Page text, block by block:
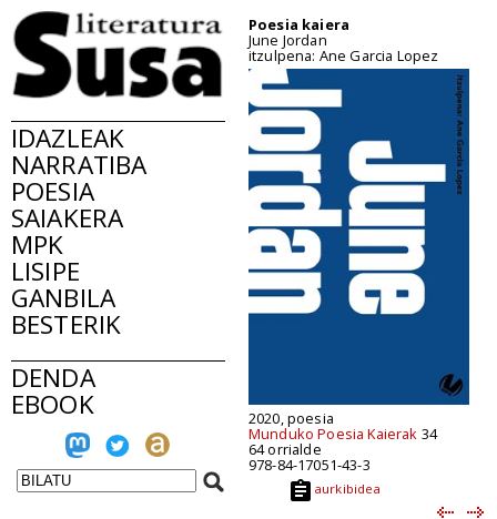
IDAZLEAK
NARRATIBA
POESIA
SAIAKERA
MPK
LISIPE
GANBILA
BESTERIK
DENDA
EBOOK
Poesia kaiera
June Jordan
itzulpena: Ane Garcia Lopez
2020, poesia
Munduko Poesia Kaierak 34
64 orrialde
978-84-17051-43-3
aurkibidea